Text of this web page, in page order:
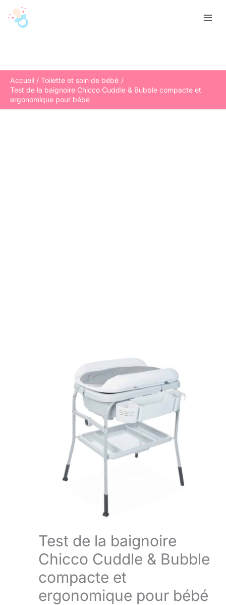
Accueil
Toilette et soin de bébé
Test de la baignoire Chicco Cuddle & Bubble compacte et
ergonomique pour bébé
Test de la baignoire
Chicco Cuddle & Bubble
compacte et
ergonomique pour bébé
e
r
c